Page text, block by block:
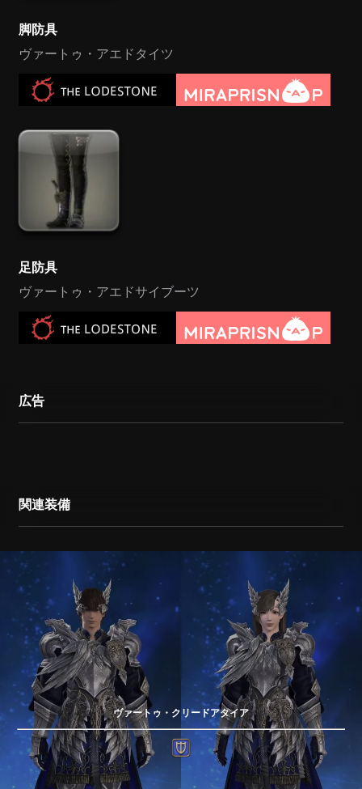
脚防具
ヴァートゥ・アエドタイツ
足防具
ヴァートゥ・アエドサイブーツ
広告
関連装備
ヴァートゥ・クリードアタイア